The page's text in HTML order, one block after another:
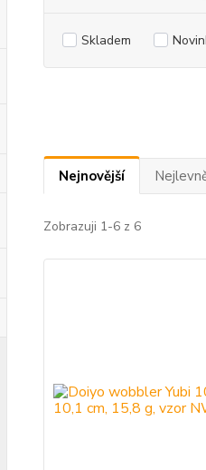
Skladem
Nejnovější
Zobrazuji 1-6 z 6